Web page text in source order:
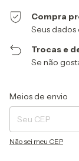
Compra
Seus
Trocas e
Se não
Entregas para o CEP:
Meios de envio
Não sei meu CEP